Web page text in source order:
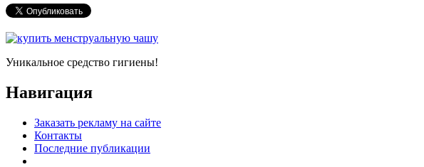
Уникальное средство гигиены!
Навигация
Заказать рекламу на сайте
Контакты
Последние публикации